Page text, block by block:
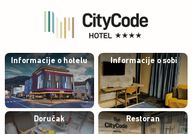
Informacije o hotelu
Doručak
Informacije o sobi
Restoran